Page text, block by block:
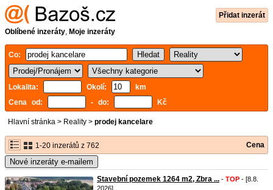
Přidat inzerát
Oblíbené inzeráty, Moje inzeráty
Co:
Lokalita: Okolí:
km
Cena od:
- do: Kč
Hlavní stránka > Reality > prodej kancelare
1-20 inzerátů z 762 Cena
Nové inzeráty e-mailem
Stavební pozemek 1264 m2, Zbra ... - TOP - [8.8.
2026]